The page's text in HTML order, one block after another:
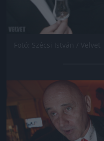
Jön